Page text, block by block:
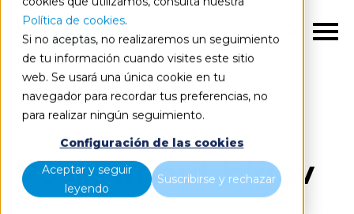
Política de cookies.
Si no aceptas, no realizaremos un seguimiento
de tu información cuando visites este sitio
web. Se usará una única cookie en tu
navegador para recordar tus preferencias, no
para realizar ningún seguimiento.
Configuración de las cookies
Aceptar y seguir
leyendo
Suscribirse y rechazar
ES
Blog Todos los artículos
Posts about bigov